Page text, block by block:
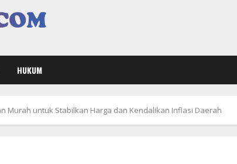
HUKUM
Murah untuk Stabilkan Harga dan Kendalikan Inflasi Daerah